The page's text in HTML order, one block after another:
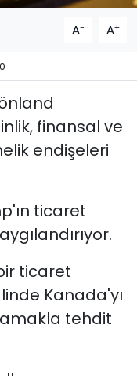
A- A+
finansal ve
endişeleri
ticaret
ticaret
Kanada'yı
tehdit